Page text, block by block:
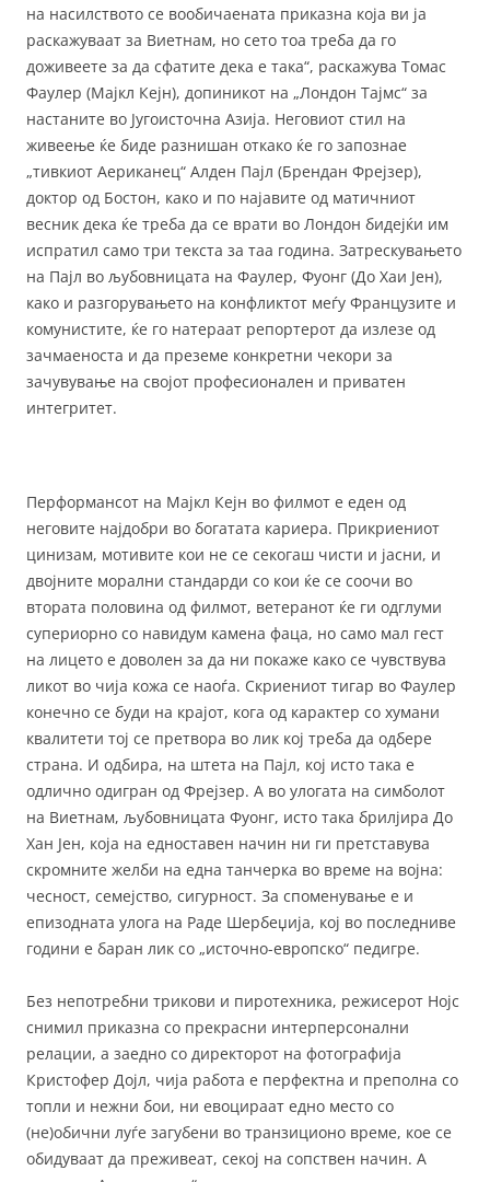
на насилството се вообичаената приказна која ви ја
раскажуваат за Виетнам, но сето тоа треба да го
доживеете за да сфатите дека е така“, раскажува Томас
Фаулер (Мајкл Кејн), допиникот на „Лондон Тајмс“ за
настаните во Југоисточна Азија. Неговиот стил на
живеење ќе биде разнишан откако ќе го запознае
„тивкиот Аериканец“ Алден Пајл (Брендан Фрејзер),
доктор од Бостон, како и по најавите од матичниот
весник дека ќе треба да се врати во Лондон бидејќи им
испратил само три текста за таа година. Затрескувањето
на Пајл во љубовницата на Фаулер, Фуонг (До Хаи Јен),
како и разгорувањето на конфликтот меѓу Французите и
комунистите, ќе го натераат репортерот да излезе од
зачмаеноста и да преземе конкретни чекори за
зачувување на својот професионален и приватен
интегритет.
Перформансот на Мајкл Кејн во филмот е еден од
неговите најдобри во богатата кариера. Прикриениот
цинизам, мотивите кои не се секогаш чисти и јасни, и
двојните морални стандарди со кои ќе се соочи во
втората половина од филмот, ветеранот ќе ги одглуми
супериорно со навидум камена фаца, но само мал гест
на лицето е доволен за да ни покаже како се чувствува
ликот во чија кожа се наоѓа. Скриениот тигар во Фаулер
конечно се буди на крајот, кога од карактер со хумани
квалитети тој се претвора во лик кој треба да одбере
страна. И одбира, на штета на Пајл, кој исто така е
одлично одигран од Фрејзер. А во улогата на симболот
на Виетнам, љубовницата Фуонг, исто така брилјира До
Хан Јен, која на едноставен начин ни ги претставува
скромните желби на една танчерка во време на војна:
чесност, семејство, сигурност. За споменување е и
епизодната улога на Раде Шербеџија, кој во последниве
години е баран лик со „источно-европско“ педигре.
Без непотребни трикови и пиротехника, режисерот Нојс
снимил приказна со прекрасни интерперсонални
релации, а заедно со директорот на фотографија
Кристофер Дојл, чија работа е перфектна и преполна со
топли и нежни бои, ни евоцираат едно место со
(не)обични луѓе загубени во транзиционо време, кое се
обидуваат да преживеат, секој на сопствен начин. А